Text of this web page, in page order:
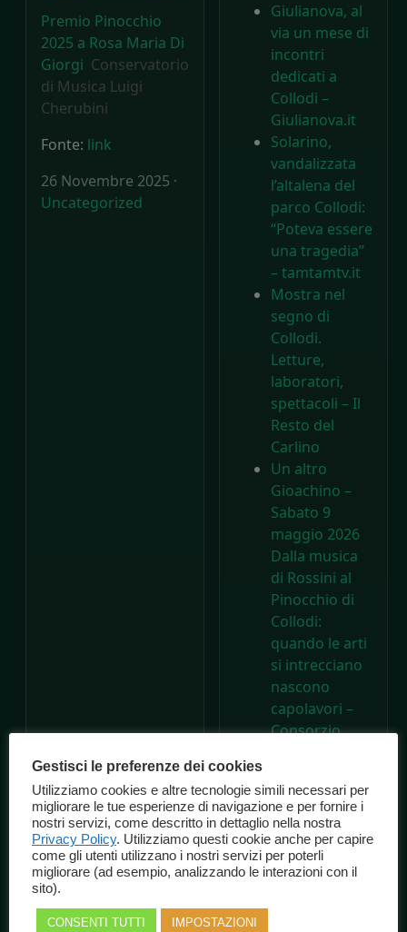
Premio Pinocchio
2025 a Rosa Maria Di
Giorgi Conservatorio
di Musica Luigi
Cherubini
Fonte: link
26 Novembre 2025 ·
Uncategorized
Giulianova, al
via un mese di
incontri
dedicati a
Collodi –
Giulianova.it
Solarino,
vandalizzata
l’altalena del
parco Collodi:
“Poteva essere
una tragedia”
– tamtamtv.it
Mostra nel
segno di
Collodi.
Letture,
laboratori,
spettacoli – Il
Resto del
Carlino
Un altro
Gioachino –
Sabato 9
maggio 2026
Dalla musica
di Rossini al
Pinocchio di
Collodi:
quando le arti
si intrecciano
nascono
capolavori –
Consorzio
A 200 anni
dalla nascita di
Carlo Collodi,
Il Parco di
Pinocchio
Gestisci le preferenze dei cookies
Utilizziamo cookies e altre tecnologie simili necessari per
migliorare le tue esperienze di navigazione e per fornire i
nostri servizi, come descritto in dettaglio nella nostra
Privacy Policy. Utilizziamo questi cookie anche per capire
come gli utenti utilizzano i nostri servizi per poterli
migliorare (ad esempio, analizzando le interazioni con il
sito).
CONSENTI TUTTI IMPOSTAZIONI